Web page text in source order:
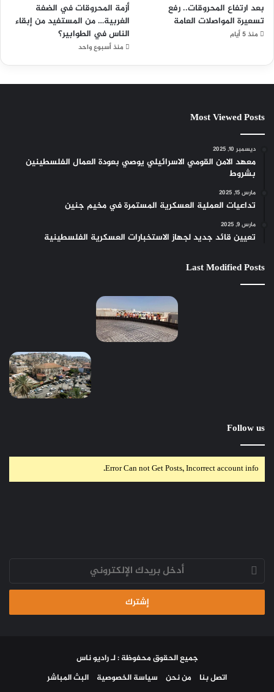
بعد ارتفاع المحروقات.. رفع
تسعيرة المواصلات العامة
منذ 5 أيام
أزمة المحروقات في الضفة
الغربية… من المستفيد من إبقاء
الناس في الطوابير؟
منذ أسبوع واحد
Most Viewed Posts
ديسمبر 10, 2025
معهد الامن القومي الاسرائيلي يوصي بعودة العمال الفلسطينين
بشروط
مارس 15, 2025
تداعيات العملية العسكرية المستمرة في مخيم جنين
مارس 9, 2025
تعيين قائد جديد لجهاز الاستخبارات العسكرية الفلسطينية
Last Modified Posts
Follow us
Error Can not Get Posts, Incorrect account info.
أدخل
بريدك
الإلكتروني
جميع الحقوق محفوظة : لـ راديو ناس
اتصل بنا
من نحن سياسة الخصوصية البث المباشر